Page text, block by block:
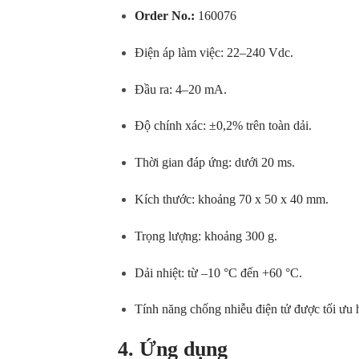
Order No.: 160076
Điện áp làm việc: 22–240 Vdc.
Đầu ra: 4–20 mA.
Độ chính xác: ±0,2% trên toàn dải.
Thời gian đáp ứng: dưới 20 ms.
Kích thước: khoảng 70 x 50 x 40 mm.
Trọng lượng: khoảng 300 g.
Dải nhiệt: từ –10 °C đến +60 °C.
Tính năng chống nhiễu điện tử được tối ưu
4. Ứng dụng